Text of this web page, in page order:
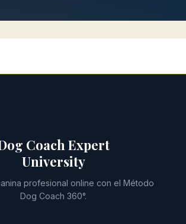
Coach Expert
University
profesional online con el Método
Dog Coach 360°.